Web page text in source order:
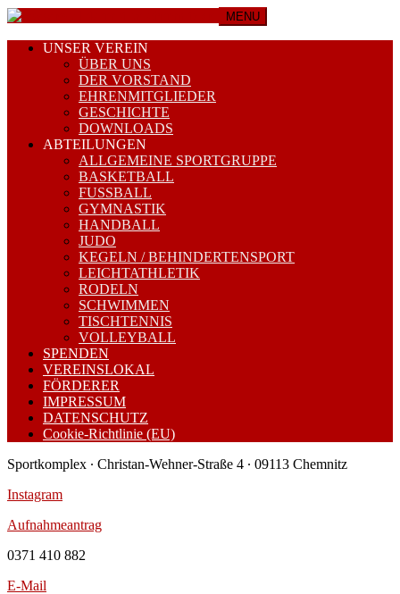
MENU
UNSER VEREIN
ÜBER UNS
DER VORSTAND
EHRENMITGLIEDER
GESCHICHTE
DOWNLOADS
ABTEILUNGEN
ALLGEMEINE SPORTGRUPPE
BASKETBALL
FUSSBALL
GYMNASTIK
HANDBALL
JUDO
KEGELN / BEHINDERTENSPORT
LEICHTATHLETIK
RODELN
SCHWIMMEN
TISCHTENNIS
VOLLEYBALL
SPENDEN
VEREINSLOKAL
FÖRDERER
IMPRESSUM
DATENSCHUTZ
Cookie-Richtlinie (EU)
Sportkomplex ∙ Christan-Wehner-Straße 4 ∙ 09113 Chemnitz
Instagram
Aufnahmeantrag
0371 410 882
E-Mail